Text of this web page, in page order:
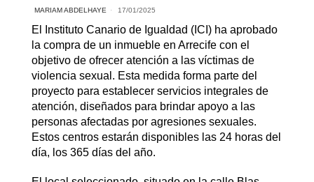
MARIAM ABDELHAYE 17/01/2025
El Instituto Canario de Igualdad (ICI) ha aprobado
la compra de un inmueble en Arrecife con el
objetivo de ofrecer atención a las víctimas de
violencia sexual. Esta medida forma parte del
proyecto para establecer servicios integrales de
atención, diseñados para brindar apoyo a las
personas afectadas por agresiones sexuales.
Estos centros estarán disponibles las 24 horas del
día, los 365 días del año.